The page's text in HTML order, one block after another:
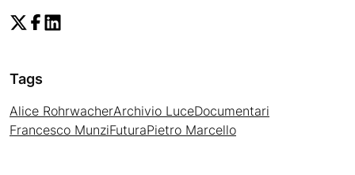
Tags
Alice RohrwacherArchivio LuceDocumentari
Francesco MunziFuturaPietro Marcello